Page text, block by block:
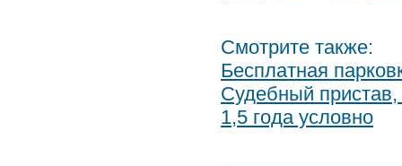
Смотрите также:
Бесплатная
Судебный
1,5 года условно